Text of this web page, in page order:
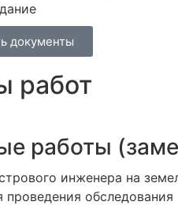
документы
работ
работы
инженера на
проведения обследования